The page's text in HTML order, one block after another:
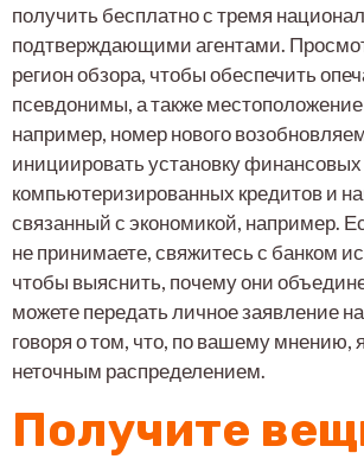
получить бесплатно с тремя
подтверждающими агентами.
регион обзора, чтобы обеспечить
псевдонимы, а также
например, номер нового
инициировать установку финансовых
компьютеризированных кредитов и
связанный с экономикой, например.
не принимаете, свяжитесь с банком
чтобы выяснить, почему они
можете передать личное заявление
говоря о том, что, по вашему мнению,
неточным распределением.
Получите